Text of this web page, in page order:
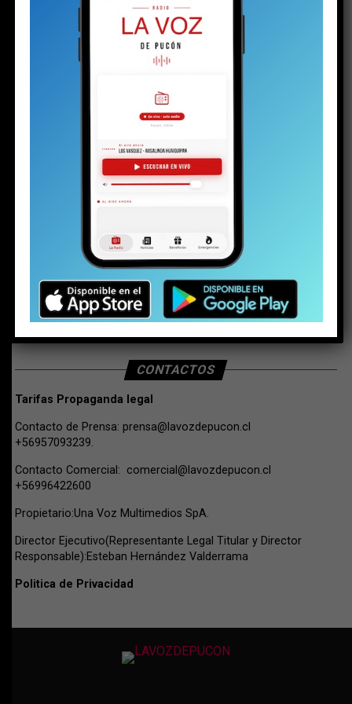
BUSCAR
CONTACTOS
Tarifas Propaganda legal
Contacto de Prensa: prensa@lavozdepucon.cl
+56957093239.
Contacto Comercial: comercial@lavozdepucon.cl
+56996422600
Propietario:Una Voz Multimedios SpA.
Director Ejecutivo(Representante Legal Titular y Director
Responsable):Esteban Hernández Valderrama
Politica de Privacidad